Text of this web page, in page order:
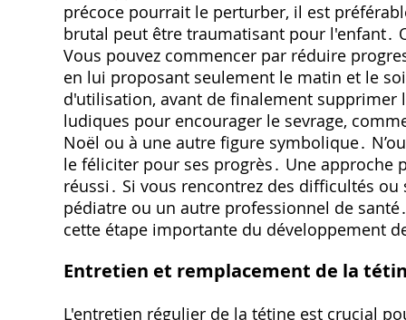
précoce pourrait le perturber, il est
brutal peut être traumatisant pour l'enfant․
Vous pouvez commencer par réduire
en lui proposant seulement le matin et le
d'utilisation, avant de finalement supprimer
ludiques pour encourager le sevrage,
Noël ou à une autre figure symbolique․
le féliciter pour ses progrès․ Une approche
réussi․ Si vous rencontrez des difficultés
pédiatre ou un autre professionnel de
cette étape importante du développement
Entretien et remplacement de la
L'entretien régulier de la tétine est crucial